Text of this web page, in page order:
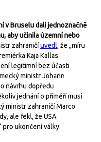
v Bruselu dali jednoznačně
aby učinila územní nebo
zahraničíuvedl, že „míru
Kaja Kallas
legitimní bez účasti
ministr Johann
návrhu dopředu
jednání o příměří musí
ministr zahraničí Marco
ale řekl, že USA
pro ukončení války.